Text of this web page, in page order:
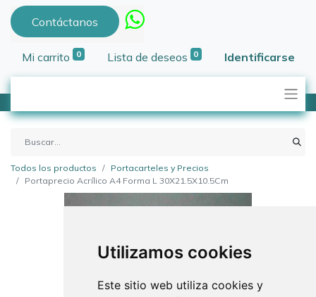
Utilizamos cookies
Este sitio web utiliza cookies y
Contáctanos
Mi carrito 0 Lista de deseos 0 Identificarse
Todos los productos
Portacarteles y Precios
Portaprecio Acrílico A4 Forma L 30X21.5X10.5Cm